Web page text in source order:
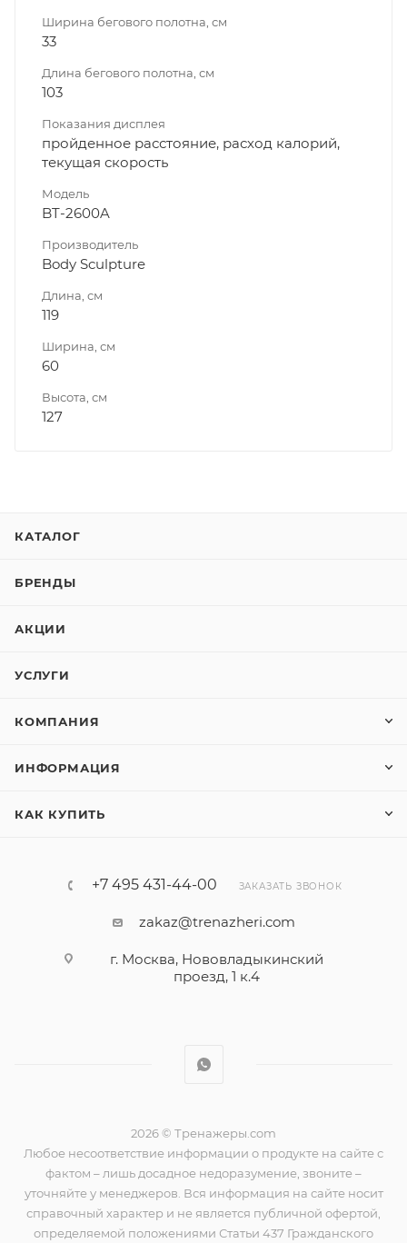
Ширина бегового полотна, см
33
Длина бегового полотна, см
103
Показания дисплея
пройденное расстояние, расход калорий,
текущая скорость
Модель
BT-2600A
Производитель
Body Sculpture
Длина, см
119
Ширина, см
60
Высота, см
127
КАТАЛОГ
БРЕНДЫ
АКЦИИ
УСЛУГИ
КОМПАНИЯ
ИНФОРМАЦИЯ
КАК КУПИТЬ
+7 495 431-44-00 ЗАКАЗАТЬ ЗВОНОК
zakaz@trenazheri.com
г. Москва, Нововладыкинский
проезд, 1 к.4
2026 © Тренажеры.com
Любое несоответствие информации о продукте на сайте с
фактом – лишь досадное недоразумение, звоните –
уточняйте у менеджеров. Вся информация на сайте носит
справочный характер и не является публичной офертой,
определяемой положениями Статьи 437 Гражданского